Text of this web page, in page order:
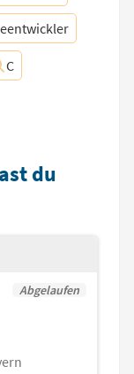
C
du
Abgelaufen